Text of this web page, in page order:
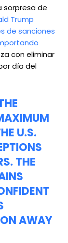
sorpresa de
Trump
de sanciones
con eliminar
día del
U.S.
THE
AWAY